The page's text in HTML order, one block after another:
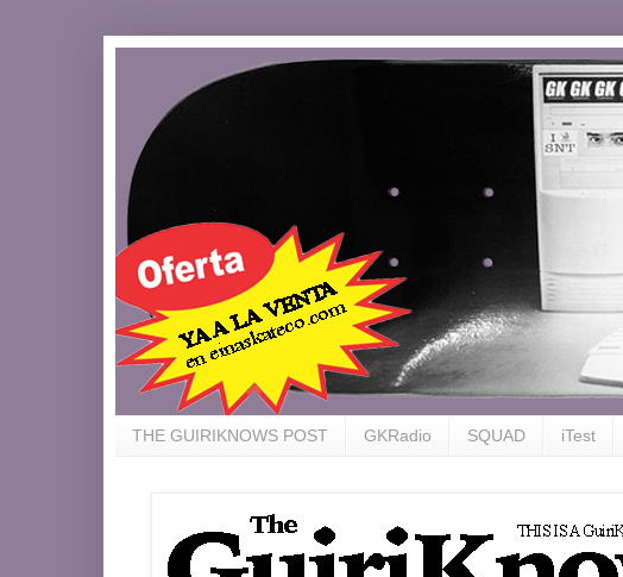
THE GUIRIKNOWS POST GKRadio SQUAD iTest